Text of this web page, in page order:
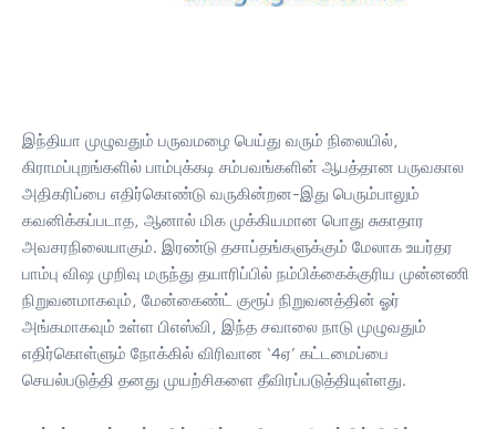
இந்தியா முழுவதும் பருவமழை பெய்து வரும் நிலையில்,
கிராமப்புறங்களில் பாம்புக்கடி சம்பவங்களின் ஆபத்தான பருவகால
அதிகரிப்பை எதிர்கொண்டு வருகின்றன-இது பெரும்பாலும்
கவனிக்கப்படாத, ஆனால் மிக முக்கியமான பொது சுகாதார
அவசரநிலையாகும். இரண்டு தசாப்தங்களுக்கும் மேலாக உயர்தர
பாம்பு விஷ முறிவு மருந்து தயாரிப்பில் நம்பிக்கைக்குரிய முன்னணி
நிறுவனமாகவும், மேன்கைண்ட் குரூப் நிறுவனத்தின் ஓர்
அங்கமாகவும் உள்ள பிஎஸ்வி, இந்த சவாலை நாடு முழுவதும்
எதிர்கொள்ளும் நோக்கில் விரிவான ‘4ஏ’ கட்டமைப்பை
செயல்படுத்தி தனது முயற்சிகளை தீவிரப்படுத்தியுள்ளது.